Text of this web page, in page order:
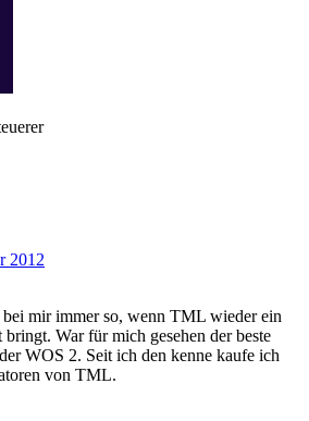
2012
bei mir immer so, wenn TML wieder ein
War für mich gesehen der beste
WOS 2. Seit ich den kenne kaufe ich
von TML.